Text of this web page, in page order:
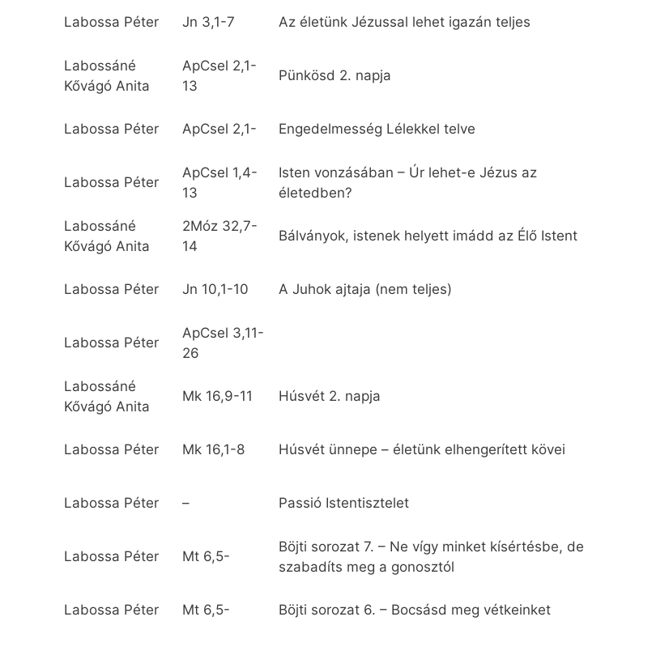
Labossa Péter Jn 3,1-7 Az életünk Jézussal lehet igazán teljes
Labossáné
Kővágó Anita
ApCsel 2,1-
13
Pünkösd 2. napja
Labossa Péter ApCsel 2,1- Engedelmesség Lélekkel telve
Labossa Péter
ApCsel 1,4-
13
Isten vonzásában – Úr lehet-e Jézus az
életedben?
Labossáné
Kővágó Anita
2Móz 32,7-
14
Bálványok, istenek helyett imádd az Élő Istent
Labossa Péter Jn 10,1-10 A Juhok ajtaja (nem teljes)
Labossa Péter
ApCsel 3,11-
26
Labossáné
Kővágó Anita
Mk 16,9-11 Húsvét 2. napja
Labossa Péter Mk 16,1-8 Húsvét ünnepe – életünk elhengerített kövei
Labossa Péter – Passió Istentisztelet
Labossa Péter Mt 6,5-
Böjti sorozat 7. – Ne vígy minket kísértésbe, de
szabadíts meg a gonosztól
Labossa Péter Mt 6,5- Böjti sorozat 6. – Bocsásd meg vétkeinket